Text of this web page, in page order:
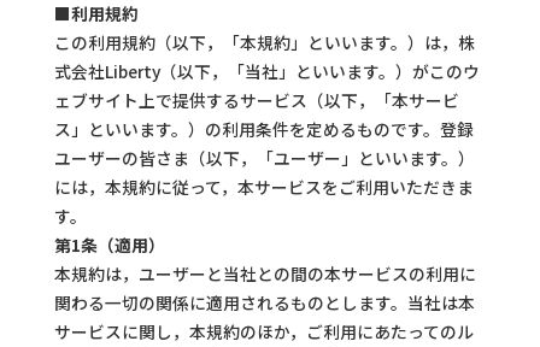
■利用規約
この利用規約（以下，「本規約」といいます。）は，株
式会社Liberty（以下，「当社」といいます。）がこのウ
ェブサイト上で提供するサービス（以下，「本サービ
ス」といいます。）の利用条件を定めるものです。登録
ユーザーの皆さま（以下，「ユーザー」といいます。）
には，本規約に従って，本サービスをご利用いただきま
す。
第1条（適用）
本規約は，ユーザーと当社との間の本サービスの利用に
関わる一切の関係に適用されるものとします。当社は本
サービスに関し，本規約のほか，ご利用にあたってのル